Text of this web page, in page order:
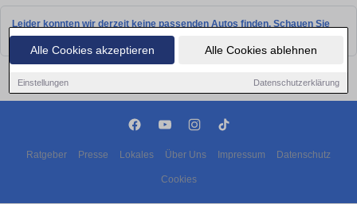
Alle Cookies akzeptieren Alle Cookies ablehnen
Einstellungen Datenschutzerklärung
Leider konnten wir derzeit keine passenden Autos finden. Schauen Sie
bald wieder vorbei!
Ratgeber Presse Lokales Über Uns Impressum Datenschutz
Cookies